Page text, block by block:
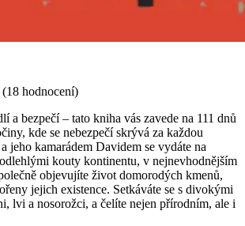
hodnocení)
a bezpečí – tato kniha vás zavede na 111 dnů
kde se nebezpečí skrývá za každou
jeho kamarádem Davidem se vydáte na
kouty kontinentu, v nejnevhodnějším
objevujíte život domorodých kmenů,
jejich existence. Setkáváte se s divokými
lvi a nosorožci, a čelíte nejen přírodním, ale i